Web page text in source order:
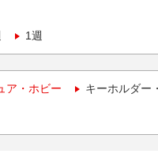
1週
ア・ホビー キーホルダー